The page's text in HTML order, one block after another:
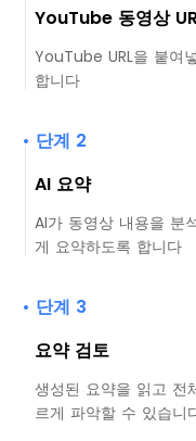
YouTube 동영상
YouTube URL을 붙여
합니다
• 단계 2
AI 요약
AI가 동영상 내용을 분
게 요약하도록 합니다
• 단계 3
요약 검토
생성된 요약을 읽고 전
르게 파악할 수 있습니